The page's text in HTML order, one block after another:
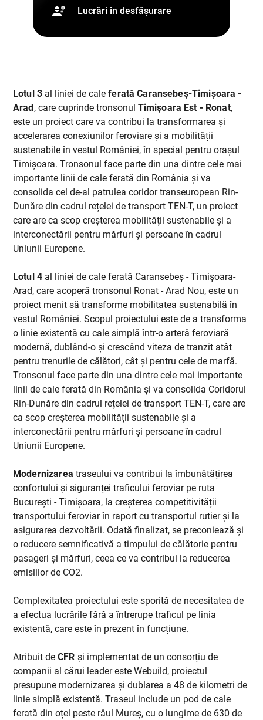
engineering Lucrări în desfășurare
Lotul 3 al liniei de cale ferată Caransebeș-Timișoara -
Arad , care cuprinde tronsonul Timișoara Est - Ronat,
este un proiect care va contribui la transformarea și
accelerarea conexiunilor feroviare și a mobilității
sustenabile în vestul României, în special pentru orașul
Timișoara. Tronsonul face parte din una dintre cele mai
importante linii de cale ferată din România și va
consolida cel de-al patrulea coridor transeuropean Rin-
Dunăre din cadrul rețelei de transport TEN-T, un proiect
care are ca scop creșterea mobilității sustenabile și a
interconectării pentru mărfuri și persoane în cadrul
Uniunii Europene.
Lotul 4 al liniei de cale ferată Caransebeș - Timișoara-
Arad, care acoperă tronsonul Ronat - Arad Nou, este un
proiect menit să transforme mobilitatea sustenabilă în
vestul României. Scopul proiectului este de a transforma
o linie existentă cu cale simplă într-o arteră feroviară
modernă, dublând-o și crescând viteza de tranzit atât
pentru trenurile de călători, cât și pentru cele de marfă.
Tronsonul face parte din una dintre cele mai importante
linii de cale ferată din România și va consolida Coridorul
Rin-Dunăre din cadrul rețelei de transport TEN-T, care are
ca scop creșterea mobilității sustenabile și a
interconectării pentru mărfuri și persoane în cadrul
Uniunii Europene.
Modernizarea traseului va contribui la îmbunătățirea
confortului și siguranței traficului feroviar pe ruta
București - Timișoara, la creșterea competitivității
transportului feroviar în raport cu transportul rutier și la
asigurarea dezvoltării. Odată finalizat, se preconiează și
o reducere semnificativă a timpului de călătorie pentru
pasageri și mărfuri, ceea ce va contribui la reducerea
emisiilor de CO2.
Complexitatea proiectului este sporită de necesitatea de
a efectua lucrările fără a întrerupe traficul pe linia
existentă, care este în prezent în funcțiune.
Atribuit de CFR și implementat de un consorțiu de
companii al cărui leader este Webuild, proiectul
presupune modernizarea și dublarea a 48 de kilometri de
linie simplă existentă. Traseul include un pod de cale
ferată din oțel peste râul Mureș, cu o lungime de 630 de